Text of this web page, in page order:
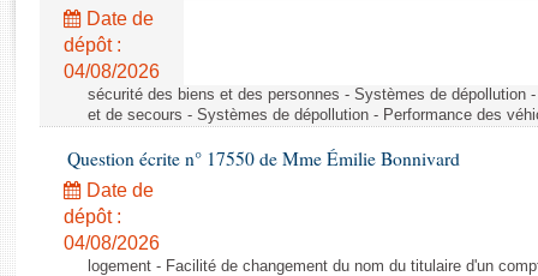
Rapports législatifs
Rapports sur l'application des lois
Baromètre de l’application des lois
Dossiers législatifs
Budget et sécurité sociale
Questions écrites et orales
Comptes rendus des débats
Date de
dépôt :
04/08/2026
sécurité des biens et des personnes - Systèmes de dépollution
et de secours - Systèmes de dépollution - Performance des
Question écrite n° 17550 de Mme Émilie Bonnivard
Date de
dépôt :
04/08/2026
logement - Facilité de changement du nom du titulaire d'un